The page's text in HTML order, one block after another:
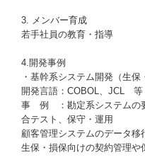
3. メンバー育成
若手社員の教育・指導
4.開発事例
・基幹系システム開発（生保
開発言語：COBOL、JCL 等
事 例 ：勘定系システムの
合テスト、保守・運用
顧客管理システムのデータ移
生保・損保向けの契約管理や